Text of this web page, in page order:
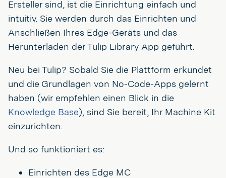
Ersteller sind, ist die Einrichtung einfach und
intuitiv. Sie werden durch das Einrichten und
Anschließen Ihres Edge-Geräts und das
Herunterladen der Tulip Library App geführt.
Neu bei Tulip? Sobald Sie die Plattform erkundet
und die Grundlagen von No-Code-Apps gelernt
haben (wir empfehlen einen Blick in die
Knowledge Base), sind Sie bereit, Ihr Machine Kit
einzurichten.
Und so funktioniert es:
Einrichten des Edge MC